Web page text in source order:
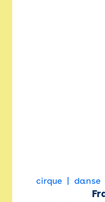
cirque danse